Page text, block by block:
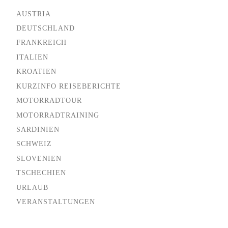
AUSTRIA
DEUTSCHLAND
FRANKREICH
ITALIEN
KROATIEN
KURZINFO REISEBERICHTE
MOTORRADTOUR
MOTORRADTRAINING
SARDINIEN
SCHWEIZ
SLOVENIEN
TSCHECHIEN
URLAUB
VERANSTALTUNGEN